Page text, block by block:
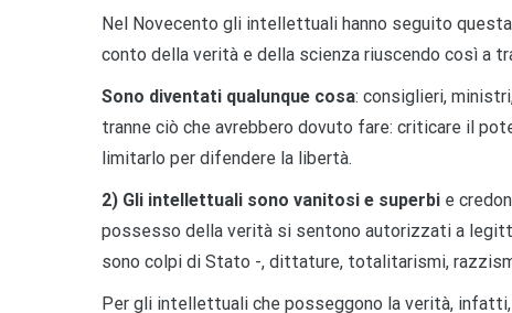
Nel Novecento gli intellettuali hanno seguito
conto della verità e della scienza riuscendo così a
Sono diventati qualunque cosa: consiglieri,
tranne ciò che avrebbero dovuto fare: criticare il
limitarlo per difendere la libertà.
2) Gli intellettuali sono vanitosi e superbi e
possesso della verità si sentono autorizzati a
sono colpi di Stato -, dittature, totalitarismi,
Per gli intellettuali che posseggono la verità,